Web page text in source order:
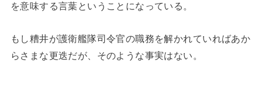
を意味する言葉ということになっている。
もし糟井が護衛艦隊司令官の職務を解かれていればあか
らさまな更迭だが、そのような事実はない。